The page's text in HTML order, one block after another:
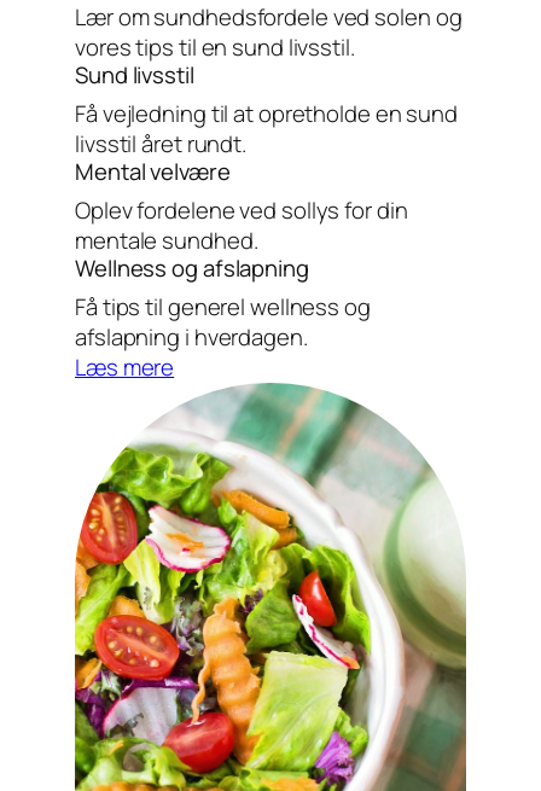
Lær om sundhedsfordele ved solen og
vores tips til en sund livsstil.
Sund livsstil
Få vejledning til at opretholde en sund
livsstil året rundt.
Mental velvære
Oplev fordelene ved sollys for din
mentale sundhed.
Wellness og afslapning
Få tips til generel wellness og
afslapning i hverdagen.
Læs mere